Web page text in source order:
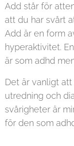
Add står för
att du har svårt
Add är en form
hyperaktivitet.
är som adhd
Det är vanligt
utredning och
svårigheter är
för den som